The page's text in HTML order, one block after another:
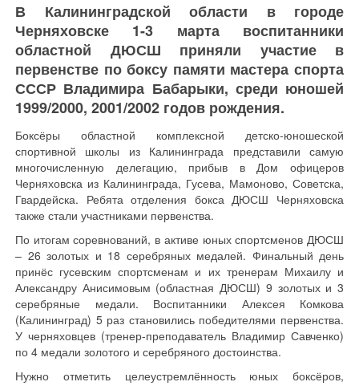
В Калининградской области в городе
Черняховске 1-3 марта воспитанники
областной ДЮСШ приняли участие в
первенстве по боксу памяти мастера спорта
СССР Владимира Бабарыки, среди юношей
1999/2000, 2001/2002 годов рождения.
Боксёры областной комплексной детско-юношеской
спортивной школы из Калининграда представили самую
многочисленную делегацию, прибыв в Дом офицеров
Черняховска из Калининграда, Гусева, Мамоново, Советска,
Гвардейска. Ребята отделения бокса ДЮСШ Черняховска
также стали участниками первенства.
По итогам соревнований, в активе юных спортсменов ДЮСШ
– 26 золотых и 18 серебряных медалей. Финальный день
принёс гусевским спортсменам и их тренерам Михаилу и
Александру Анисимовым (областная ДЮСШ) 9 золотых и 3
серебряные медали. Воспитанники Алексея Комкова
(Калининград) 5 раз становились победителями первенства.
У черняховцев (тренер-преподаватель Владимир Савченко)
по 4 медали золотого и серебряного достоинства.
Нужно отметить целеустремлённость юных боксёров,